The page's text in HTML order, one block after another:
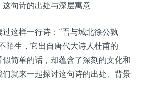
这句诗的出处与深层寓意
这样一行诗：“吾与城北徐公孰
陌生，它出自唐代大诗人杜甫的
似简单的话，却蕴含了深刻的文化和
就来一起探讨这句诗的出处、背景